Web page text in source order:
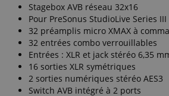
Stagebox AVB réseau 32x16
Pour PreSonus StudioLive Series III
32 préamplis micro XMAX à
32 entrées combo verrouillables
Entrées : XLR et jack stéréo 6,35
16 sorties XLR symétriques
2 sorties numériques stéréo AES3
Switch AVB intégré à 2 ports